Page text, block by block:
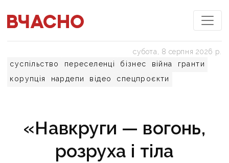
суспільство переселенці бізнес війна
гранти
корупція
нардепи відео спецпроєкти
субота, 8 серпня 2026 р.
«Навкруги — вогонь,
розруха і тіла